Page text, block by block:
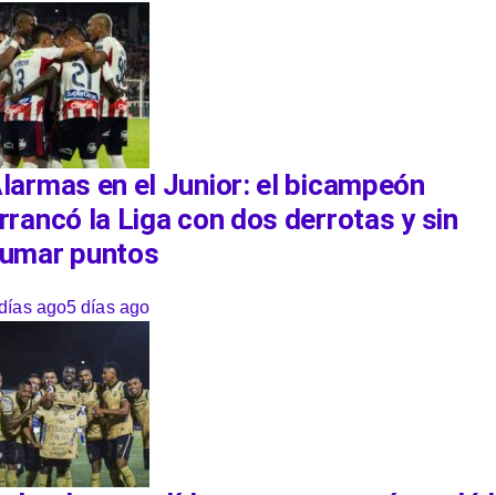
en el Junior: el bicampeón
la Liga con dos derrotas y sin
puntos
ago5 días ago